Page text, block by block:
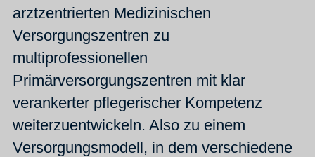
arztzentrierten Medizinischen
Versorgungszentren zu
multiprofessionellen
Primärversorgungszentren mit klar
verankerter pflegerischer Kompetenz
weiterzuentwickeln. Also zu einem
Versorgungsmodell, in dem verschiedene